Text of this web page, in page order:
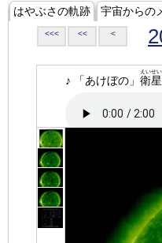
はやぶさの軌跡 宇宙からの
<<< << <
♪ 「あけぼの」 衛星
えいせい